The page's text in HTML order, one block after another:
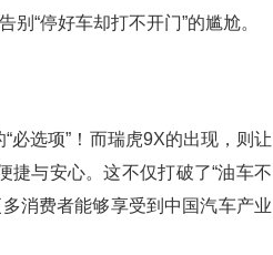
“停好车却打不开门”的尴尬。
选项”！而瑞虎9X的出现，则让
捷与安心。这不仅打破了“油车不
多消费者能够享受到中国汽车产业